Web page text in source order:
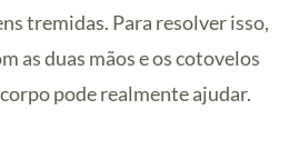
tremidas. Para resolver isso,
as duas mãos e os cotovelos
pode realmente ajudar.